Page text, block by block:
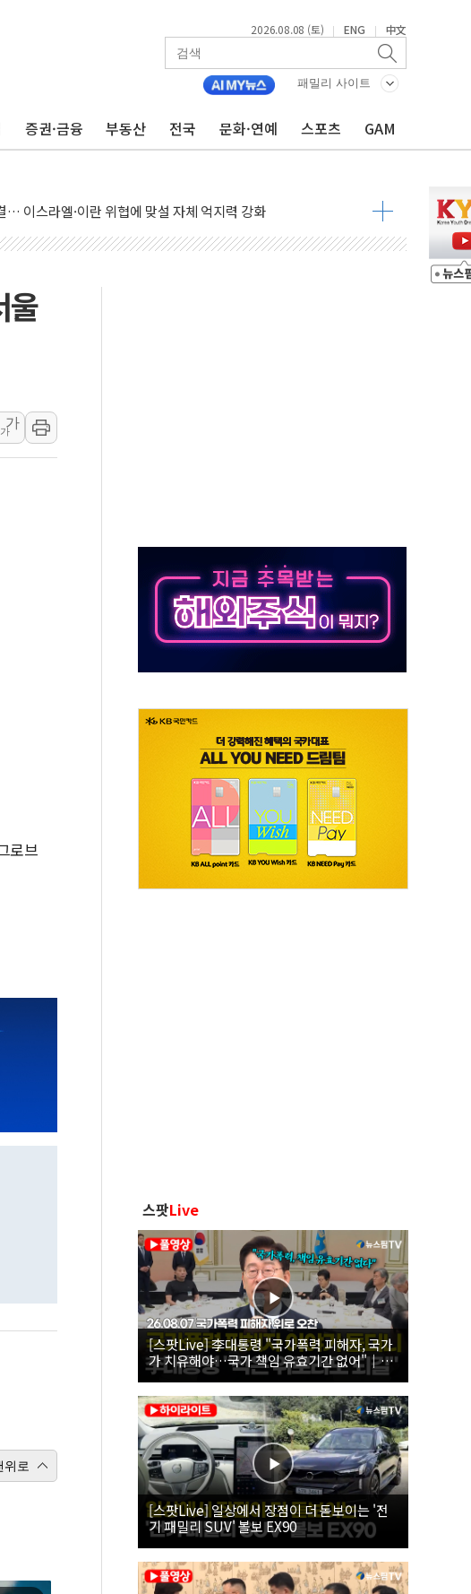
2026.08.08 (토) | ENG | 中文
패밀리 사이트
증권·금융 부동산 전국 문화·연예 스포츠 GAM
가능성 낮아지며 상승… STOXX 600 지수는 나흘 연속 최고치
이스라엘·이란 위협에 맞설 자체 억지력 강화
다음 주"
상 '올스톱'… 美 해상봉쇄 영향
했나" 촉각
플레어·태양광주↑ VS 트레이드데스크·웬디스↓
낮춰
시 '시끌'
수도권 집중 완화 전환점"
… "전폭적 공급 확대·속도전 총력"
태양광주 급등
놀랍지 않아"
울
가
가
로브
위로
스팟Live
[스팟Live] 李대통령 "국가폭력 피해자, 국가
가 치유해야…국가 책임 유효기간 없어"｜
26.08.07 국가폭력 피해자 위로 오찬
[스팟Live] 일상에서 장점이 더 돋보이는 '전
기 패밀리 SUV' 볼보 EX90